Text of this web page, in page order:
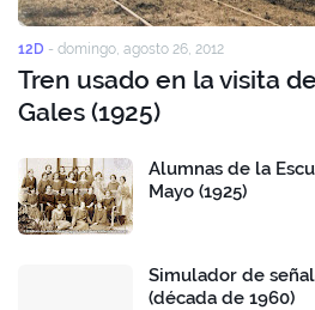
12D - domingo, agosto 26, 2012
Tren usado en la visita
Gales (1925)
Alumnas de la
Mayo (1925)
Simulador de
(década de 1960)